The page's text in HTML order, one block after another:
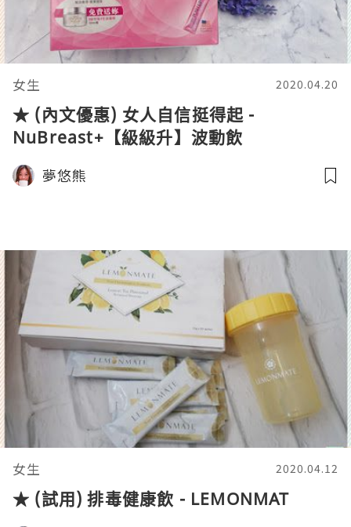
女生 2020.04.20
★ (內文優惠) 女人自信挺得起 -
NuBreast+【級級升】波動飲
夢悠熊
女生 2020.04.12
★ (試用) 排毒健康飲 - LEMONMAT